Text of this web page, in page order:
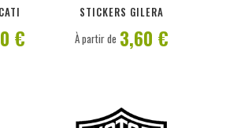
€
STICKERS GILERA
À partir de 3,60 €